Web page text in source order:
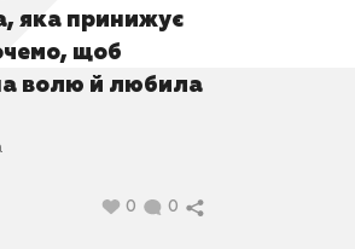
яка принижує
щоб
волю й любила
0 0